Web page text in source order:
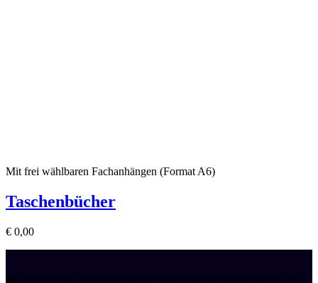
Mit frei wählbaren Fachanhängen (Format A6)
Taschenbücher
€ 0,00
Ihr individueller Kalenderverlag! Personalisierte Kalender sind das